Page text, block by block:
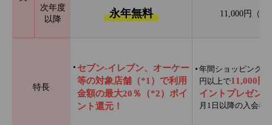
次年度
以降
永年無料 11,000円（税
特長
セブン‐イレブン、オーケー
等の対象店舗（*1）で利用
金額の最大20％（*2）ポイ
ント還元！
年間ショッピング利
円以上で11,000円
イントプレゼント
月1日以降の入会者